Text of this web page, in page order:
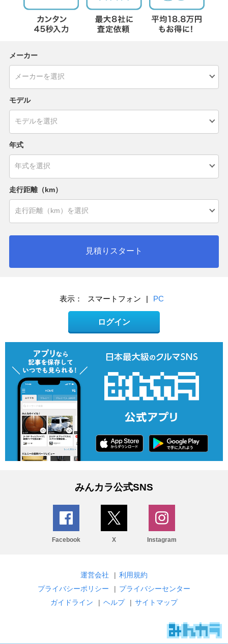
メーカー
モデル
年式
走行距離（km）
見積りスタート
表示： スマートフォン | PC
ログイン
みんカラ公式SNS
Facebook X Instagram
運営会社 | 利用規約
プライバシーポリシー
| プライバシーセンター
ガイドライン
| ヘルプ | サイトマップ